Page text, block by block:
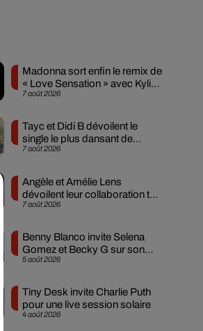
7 août 2026
Madonna sort enfin le remix de
« Love Sensation » avec Kylie
Minogue
7 août 2026
Tayc et Didi B dévoilent le
single le plus dansant de
l’année
7 août 2026
Angèle et Amélie Lens
dévoilent leur collaboration tant
attendue
5 août 2026
Benny Blanco invite Selena
Gomez et Becky G sur son
nouveau single
4 août 2026
Tiny Desk invite Charlie Puth
pour une live session solaire